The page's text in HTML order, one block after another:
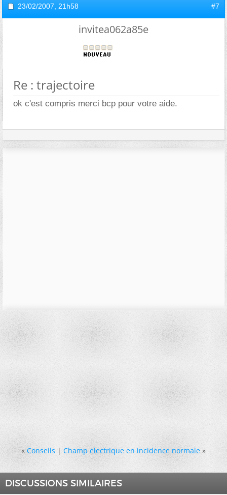
23/02/2007, 21h58 #7
invitea062a85e
Re : trajectoire
ok c'est compris merci bcp pour votre aide.
« Conseils|Champ electrique en incidence normale »
DISCUSSIONS SIMILAIRES